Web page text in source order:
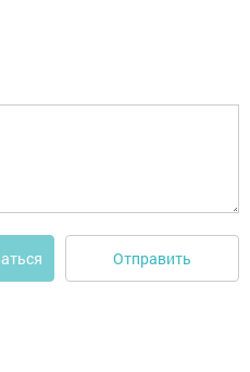
Отправить